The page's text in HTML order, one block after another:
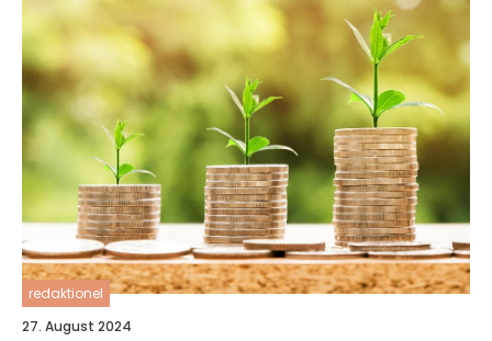
redaktionel
27. August 2024